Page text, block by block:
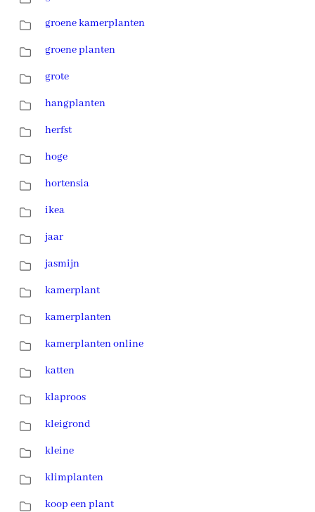
groene kamerplanten
groene planten
grote
hangplanten
herfst
hoge
hortensia
ikea
jaar
jasmijn
kamerplant
kamerplanten
kamerplanten online
katten
klaproos
kleigrond
kleine
klimplanten
koop een plant